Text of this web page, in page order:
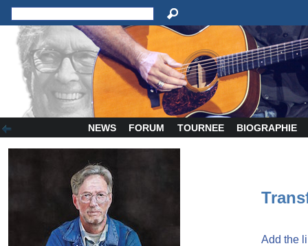
NEWS FORUM TOURNEE BIOGRAPHIE
Add the